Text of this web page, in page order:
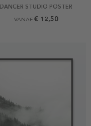
DANCER STUDIO POSTER
VANAF € 12,50